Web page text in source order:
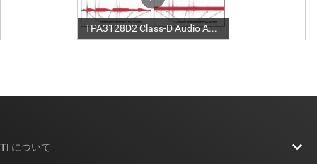
TI について